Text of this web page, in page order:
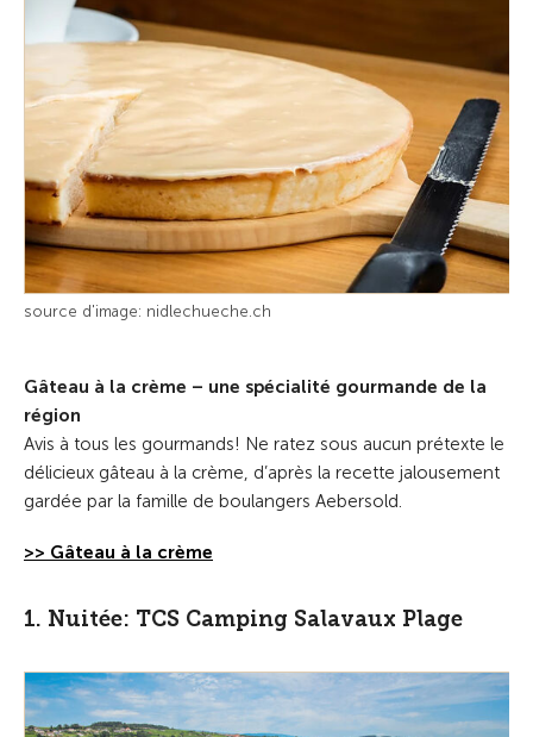
source d'image: nidlechueche.ch
Gâteau à la crème – une spécialité gourmande de la
région
Avis à tous les gourmands! Ne ratez sous aucun prétexte le
délicieux gâteau à la crème, d’après la recette jalousement
gardée par la famille de boulangers Aebersold.
>> Gâteau à la crème
1. Nuitée: TCS Camping Salavaux Plage